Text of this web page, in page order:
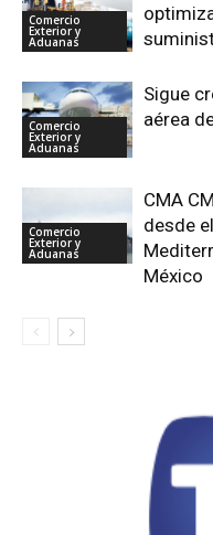
Comercio
Exterior y
Aduanas
Comercio
Exterior y
Aduanas
Sigue
aérea
Comercio
Exterior y
Aduanas
CMA
desde
México